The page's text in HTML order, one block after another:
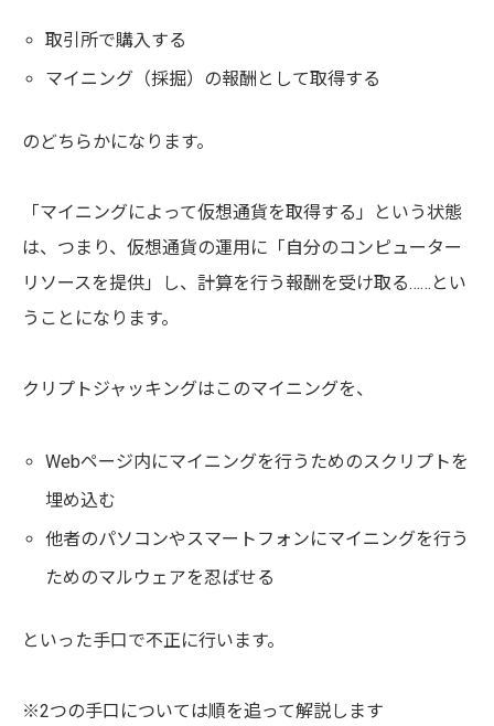
取引所で購入する
マイニング（採掘）の報酬として取得する
のどちらかになります。
「マイニングによって仮想通貨を取得する」という状態
は、つまり、仮想通貨の運用に「自分のコンピューター
リソースを提供」し、計算を行う報酬を受け取る……とい
うことになります。
クリプトジャッキングはこのマイニングを、
Webページ内にマイニングを行うためのスクリプトを
埋め込む
他者のパソコンやスマートフォンにマイニングを行う
ためのマルウェアを忍ばせる
といった手口で不正に行います。
※2つの手口については順を追って解説します